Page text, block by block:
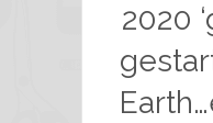
2020